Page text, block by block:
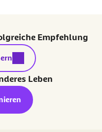
Empfehlung
Leben